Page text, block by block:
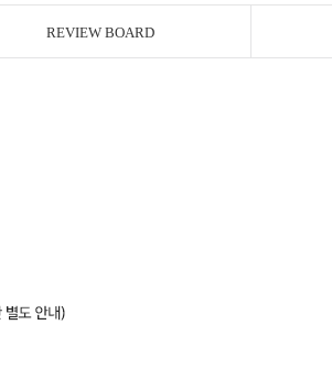
REVIEW BOARD